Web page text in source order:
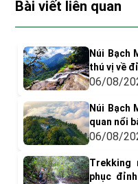
Bài viết liên quan
Núi Bạch
thú vị về
06/08/
Núi Bạch
quan nổi
06/08/
Trekking
phục